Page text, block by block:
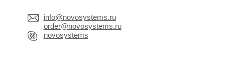
info@novosystems.ru
order@novosystems.ru
novosystems